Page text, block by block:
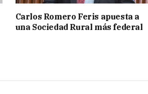
Carlos Romero Feris apuesta a
una Sociedad Rural más federal